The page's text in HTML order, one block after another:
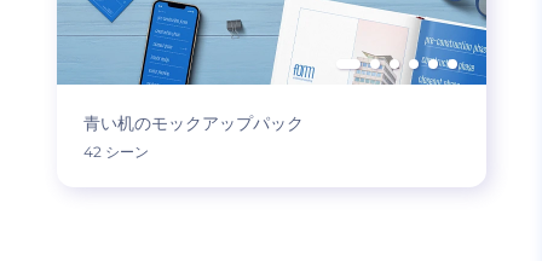
青い机のモックアップパック
42 シーン